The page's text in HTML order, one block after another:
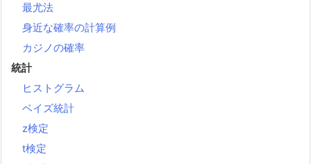
最尤法
身近な確率の計算例
カジノの確率
統計
ヒストグラム
ベイズ統計
z検定
t検定